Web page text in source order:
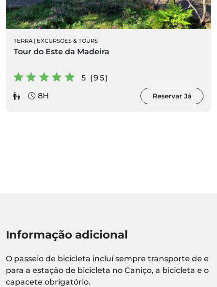
TERRA | EXCURSÕES & TOURS
Tour do Este da Madeira
5 (95)
8H
Reservar Já
Informação adicional
O passeio de bicicleta incluí sempre transporte de e
para a estação de bicicleta no Caniço, a bicicleta e o
capacete obrigatório.